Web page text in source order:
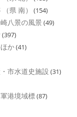
県 南） (154)
八景の風景 (49)
(397)
か(41)
市水道史施設 (31)
港境域標(87)